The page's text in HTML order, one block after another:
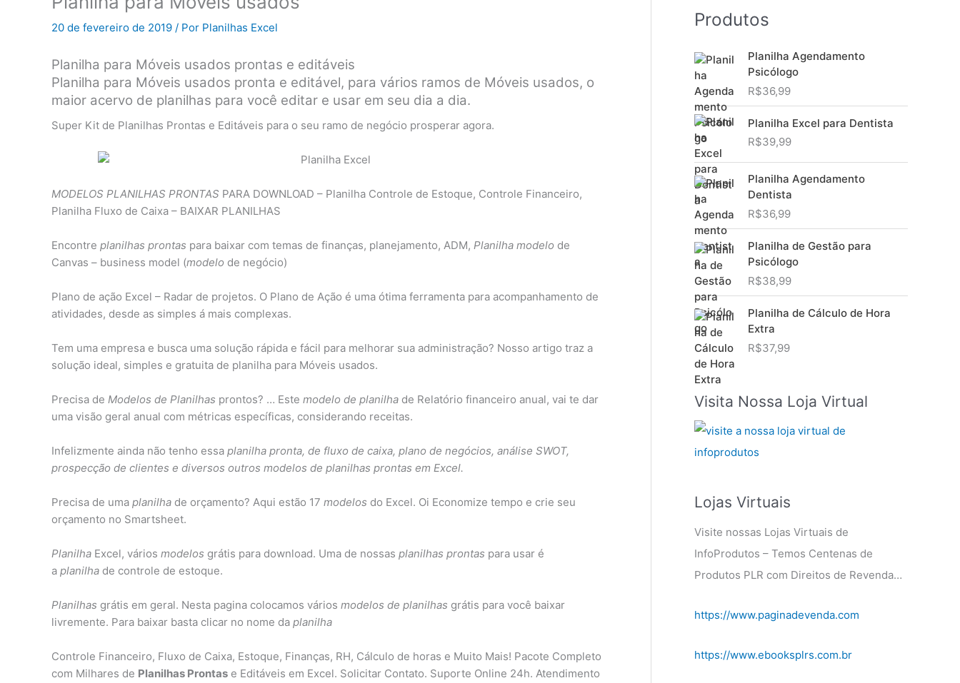
20 de fevereiro de 2019 / Por Planilhas Excel
Planilha para Móveis usados prontas e editáveis
Planilha para Móveis usados pronta e editável, para vários ramos de Móveis usados, o
maior acervo de planilhas para você editar e usar em seu dia a dia.
Super Kit de Planilhas Prontas e Editáveis para o seu ramo de negócio prosperar agora.
MODELOS PLANILHAS PRONTAS PARA DOWNLOAD – Planilha Controle de Estoque, Controle Financeiro,
Planilha Fluxo de Caixa – BAIXAR PLANILHAS
Encontre planilhas prontas para baixar com temas de finanças, planejamento, ADM, Planilha modelo de
Canvas – business model (modelo de negócio)
Plano de ação Excel – Radar de projetos. O Plano de Ação é uma ótima ferramenta para acompanhamento de
atividades, desde as simples á mais complexas.
Tem uma empresa e busca uma solução rápida e fácil para melhorar sua administração? Nosso artigo traz a
solução ideal, simples e gratuita de planilha para Móveis usados.
Precisa de Modelos de Planilhas prontos? … Este modelo de planilha de Relatório financeiro anual, vai te dar
uma visão geral anual com métricas específicas, considerando receitas.
Infelizmente ainda não tenho essa planilha pronta, de fluxo de caixa, plano de negócios, análise SWOT,
prospecção de clientes e diversos outros modelos de planilhas prontas em Excel.
Precisa de uma planilha de orçamento? Aqui estão 17 modelos do Excel. Oi Economize tempo e crie seu
orçamento no Smartsheet.
Planilha Excel, vários modelos grátis para download. Uma de nossas planilhas prontas para usar é
a planilha de controle de estoque.
Planilhas grátis em geral. Nesta pagina colocamos vários modelos de planilhas grátis para você baixar
livremente. Para baixar basta clicar no nome da planilha
Controle Financeiro, Fluxo de Caixa, Estoque, Finanças, RH, Cálculo de horas e Muito Mais! Pacote Completo
com Milhares de Planilhas Prontas e Editáveis em Excel. Solicitar Contato. Suporte Online 24h. Atendimento
Produtos
Planilha Agendamento
Psicólogo
R$36,99
Planilha Excel para Dentista
R$39,99
Planilha Agendamento
Dentista
R$36,99
Planilha de Gestão para
Psicólogo
R$38,99
Planilha de Cálculo de Hora
Extra
R$37,99
Visita Nossa Loja Virtual
Lojas Virtuais
Visite nossas Lojas Virtuais de
InfoProdutos – Temos Centenas de
Produtos PLR com Direitos de Revenda…
https://www.paginadevenda.com
https://www.ebooksplrs.com.br